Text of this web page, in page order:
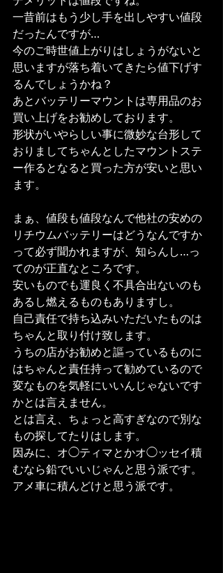
一昔前はもう少し手を出しやすい値段
だったんですが…
今のご時世値上がりはしょうがないと
思いますが落ち着いてきたら値下げす
るんでしょうかね？
あとバッテリーマウントは専用品のお
買い上げをお勧めしております。
形状がいやらしい事に微妙な台形して
おりましてちゃんとしたマウントステ
ー作るとなると買った方が安いと思い
ます。
まぁ、値段も値段なんで他社の安めの
リチウムバッテリーはどうなんですか
って必ず聞かれますが、知らんし…っ
てのが正直なところです。
安いものでも運良く不具合出ないのも
あるし燃えるものもありますし。
自己責任で持ち込みいただいたものは
ちゃんと取り付け致します。
うちの店がお勧めと謳っているものに
はちゃんと責任持って勧めているので
変なものを気軽にいいんじゃないです
かとは言えません。
とは言え、ちょっと高すぎなので別な
もの探してたりはします。
因みに、オ◯ティマとかオ◯ッセイ積
むなら鉛でいいじゃんと思う派です。
アメ車に積んどけと思う派です。